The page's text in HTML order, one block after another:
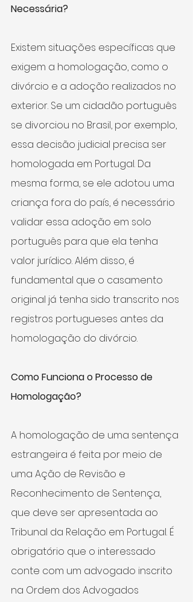
Necessária?
Existem situações específicas que
exigem a homologação, como o
divórcio e a adoção realizados no
exterior. Se um cidadão português
se divorciou no Brasil, por exemplo,
essa decisão judicial precisa ser
homologada em Portugal. Da
mesma forma, se ele adotou uma
criança fora do país, é necessário
validar essa adoção em solo
português para que ela tenha
valor jurídico. Além disso, é
fundamental que o casamento
original já tenha sido transcrito nos
registros portugueses antes da
homologação do divórcio.
Como Funciona o Processo de
Homologação?
A homologação de uma sentença
estrangeira é feita por meio de
uma Ação de Revisão e
Reconhecimento de Sentença,
que deve ser apresentada ao
Tribunal da Relação em Portugal. É
obrigatório que o interessado
conte com um advogado inscrito
na Ordem dos Advogados